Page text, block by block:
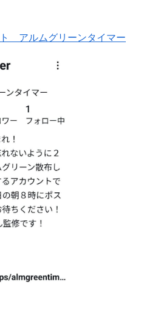
アルムグリーンタイマー